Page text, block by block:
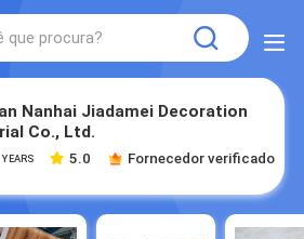
Nanhai Jiadamei Decoration
Co., Ltd.
YEARS 5.0 Fornecedor verificado